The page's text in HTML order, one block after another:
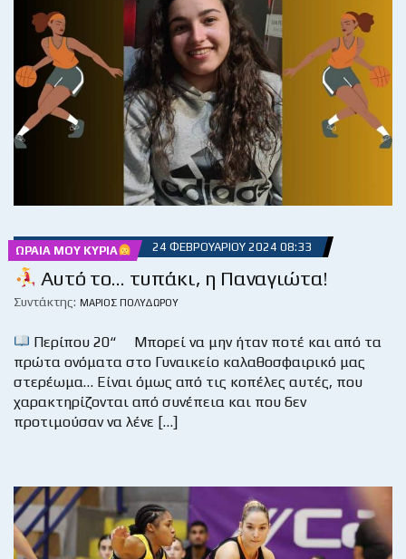
ΩΡΑΊΑ ΜΟΥ ΚΥΡΊΑ 24 ΦΕΒΡΟΥΑΡΊΟΥ 2024 08:33
Αυτό το… τυπάκι, η Παναγιώτα!
Συντάκτης: ΜΆΡΙΟΣ ΠΟΛΥΔΏΡΟΥ
Περίπου 20“ Μπορεί να μην ήταν ποτέ και από τα
πρώτα ονόματα στο Γυναικείο καλαθοσφαιρικό μας
στερέωμα… Είναι όμως από τις κοπέλες αυτές, που
χαρακτηρίζονται από συνέπεια και που δεν
προτιμούσαν να λένε […]